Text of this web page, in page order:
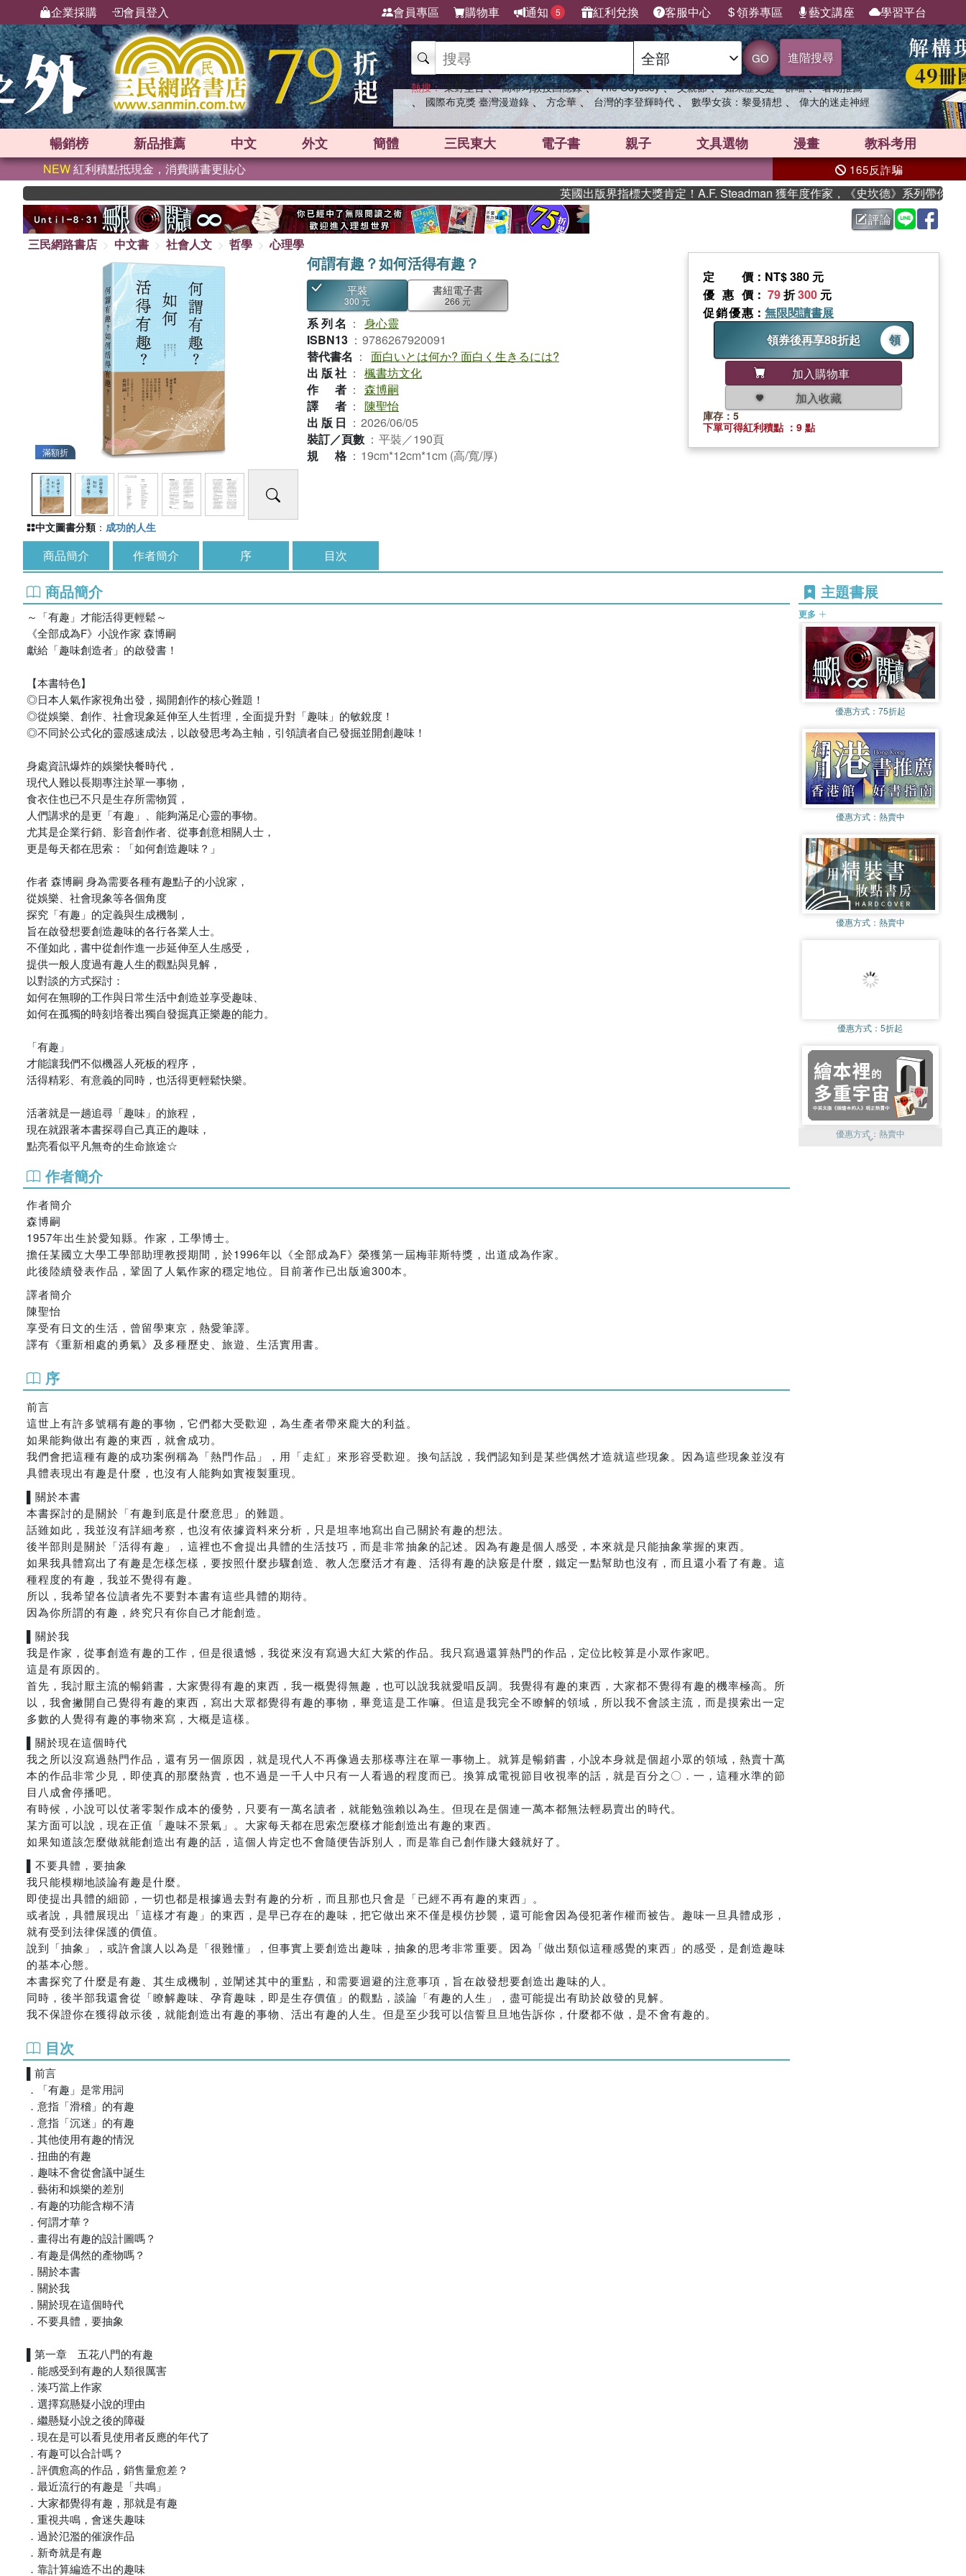
企業採購 會員登入 會員專區 購物車 通知 5 紅利兌換 客服中心 領券專區 藝文講座 學習平台
GO 進階搜尋
熱搜： 東野圭吾 、 高希均教授回憶錄 、 The Odyssey 、 父親節 、 如果歷史是一群喵 、 暑期推薦
、 國際布克獎 臺灣漫遊錄 、 方念華 、 台灣的李登輝時代 、 數學女孩：黎曼猜想 、 偉大的迷走神經
暢銷榜 新品推薦 中文 外文 簡體 三民東大 電子書 親子 文具選物 漫畫 教科考用
NEW紅利積點抵現金，消費購書更貼心 165反詐騙
英國出版界指標大獎肯定！A.F. Steadman 獲年度作家，《史坎德》系列帶你踏上熱血奇
三民網路書店 中文書 社會人文 哲學 心理學
評論
滿額折
何謂有趣？如何活得有趣？
平裝
300 元
書紐電子書
266 元
系列名 ： 身心靈
ISBN13 ： 9786267920091
替代書名 ： 面白いとは何か? 面白く生きるには?
出版社 ： 楓書坊文化
作者 ： 森博嗣
譯者 ： 陳聖怡
出版日 ： 2026/06/05
裝訂／頁數 ： 平裝／190頁
規格 ： 19cm*12cm*1cm (高/寬/厚)
定價 ：NT$ 380 元
優惠價 ： 79折300 元
促銷優惠 ： 無限閱讀書展
領券後再享88折起
領
加入購物車
加入收藏
庫存：5
下單可得紅利積點 ：9 點
中文圖書分類 ： 成功的人生
商品簡介 作者簡介 序 目次
商品簡介
～「有趣」才能活得更輕鬆～
《全部成為F》小說作家 森博嗣
獻給「趣味創造者」的啟發書！
【本書特色】
◎日本人氣作家視角出發，揭開創作的核心難題！
◎從娛樂、創作、社會現象延伸至人生哲理，全面提升對「趣味」的敏銳度！
◎不同於公式化的靈感速成法，以啟發思考為主軸，引領讀者自己發掘並開創趣味！
身處資訊爆炸的娛樂快餐時代，
現代人難以長期專注於單一事物，
食衣住也已不只是生存所需物質，
人們講求的是更「有趣」、能夠滿足心靈的事物。
尤其是企業行銷、影音創作者、從事創意相關人士，
更是每天都在思索：「如何創造趣味？」
作者 森博嗣 身為需要各種有趣點子的小說家，
從娛樂、社會現象等各個角度
探究「有趣」的定義與生成機制，
旨在啟發想要創造趣味的各行各業人士。
不僅如此，書中從創作進一步延伸至人生感受，
提供一般人度過有趣人生的觀點與見解，
以對談的方式探討：
如何在無聊的工作與日常生活中創造並享受趣味、
如何在孤獨的時刻培養出獨自發掘真正樂趣的能力。
「有趣」
才能讓我們不似機器人死板的程序，
活得精彩、有意義的同時，也活得更輕鬆快樂。
活著就是一趟追尋「趣味」的旅程，
現在就跟著本書探尋自己真正的趣味，
點亮看似平凡無奇的生命旅途☆
作者簡介
作者簡介
森博嗣
1957年出生於愛知縣。作家，工學博士。
擔任某國立大學工學部助理教授期間，於1996年以《全部成為F》榮獲第一屆梅菲斯特獎，出道成為作家。
此後陸續發表作品，鞏固了人氣作家的穩定地位。目前著作已出版逾300本。
譯者簡介
陳聖怡
享受有日文的生活，曾留學東京，熱愛筆譯。
譯有《重新相處的勇氣》及多種歷史、旅遊、生活實用書。
序
前言
這世上有許多號稱有趣的事物，它們都大受歡迎，為生產者帶來龐大的利益。
如果能夠做出有趣的東西，就會成功。
我們會把這種有趣的成功案例稱為「熱門作品」，用「走紅」來形容受歡迎。換句話說，我們認知到是某些偶然才造就這些現象。因為這些現象並沒有
具體表現出有趣是什麼，也沒有人能夠如實複製重現。
▌關於本書
本書探討的是關於「有趣到底是什麼意思」的難題。
話雖如此，我並沒有詳細考察，也沒有依據資料來分析，只是坦率地寫出自己關於有趣的想法。
後半部則是關於「活得有趣」，這裡也不會提出具體的生活技巧，而是非常抽象的記述。因為有趣是個人感受，本來就是只能抽象掌握的東西。
如果我具體寫出了有趣是怎樣怎樣，要按照什麼步驟創造、教人怎麼活才有趣、活得有趣的訣竅是什麼，鐵定一點幫助也沒有，而且還小看了有趣。這
種程度的有趣，我並不覺得有趣。
所以，我希望各位讀者先不要對本書有這些具體的期待。
因為你所謂的有趣，終究只有你自己才能創造。
▌關於我
我是作家，從事創造有趣的工作，但是很遺憾，我從來沒有寫過大紅大紫的作品。我只寫過還算熱門的作品，定位比較算是小眾作家吧。
這是有原因的。
首先，我討厭主流的暢銷書，大家覺得有趣的東西，我一概覺得無趣，也可以說我就愛唱反調。我覺得有趣的東西，大家都不覺得有趣的機率極高。所
以，我會撇開自己覺得有趣的東西，寫出大眾都覺得有趣的事物，畢竟這是工作嘛。但這是我完全不瞭解的領域，所以我不會談主流，而是摸索出一定
多數的人覺得有趣的事物來寫，大概是這樣。
▌關於現在這個時代
我之所以沒寫過熱門作品，還有另一個原因，就是現代人不再像過去那樣專注在單一事物上。就算是暢銷書，小說本身就是個超小眾的領域，熱賣十萬
本的作品非常少見，即使真的那麼熱賣，也不過是一千人中只有一人看過的程度而已。換算成電視節目收視率的話，就是百分之〇．一，這種水準的節
目八成會停播吧。
有時候，小說可以仗著零製作成本的優勢，只要有一萬名讀者，就能勉強賴以為生。但現在是個連一萬本都無法輕易賣出的時代。
某方面可以說，現在正值「趣味不景氣」。大家每天都在思索怎麼樣才能創造出有趣的東西。
如果知道該怎麼做就能創造出有趣的話，這個人肯定也不會隨便告訴別人，而是靠自己創作賺大錢就好了。
▌不要具體，要抽象
我只能模糊地談論有趣是什麼。
即使提出具體的細節，一切也都是根據過去對有趣的分析，而且那也只會是「已經不再有趣的東西」。
或者說，具體展現出「這樣才有趣」的東西，是早已存在的趣味，把它做出來不僅是模仿抄襲，還可能會因為侵犯著作權而被告。趣味一旦具體成形，
就有受到法律保護的價值。
說到「抽象」，或許會讓人以為是「很難懂」，但事實上要創造出趣味，抽象的思考非常重要。因為「做出類似這種感覺的東西」的感受，是創造趣味
的基本心態。
本書探究了什麼是有趣、其生成機制，並闡述其中的重點，和需要迴避的注意事項，旨在啟發想要創造出趣味的人。
同時，後半部我還會從「瞭解趣味、孕育趣味，即是生存價值」的觀點，談論「有趣的人生」，盡可能提出有助於啟發的見解。
我不保證你在獲得啟示後，就能創造出有趣的事物、活出有趣的人生。但是至少我可以信誓旦旦地告訴你，什麼都不做，是不會有趣的。
目次
▌前言
．「有趣」是常用詞
．意指「滑稽」的有趣
．意指「沉迷」的有趣
．其他使用有趣的情況
．扭曲的有趣
．趣味不會從會議中誕生
．藝術和娛樂的差別
．有趣的功能含糊不清
．何謂才華？
．畫得出有趣的設計圖嗎？
．有趣是偶然的產物嗎？
．關於本書
．關於我
．關於現在這個時代
．不要具體，要抽象
▌第一章 五花八門的有趣
．能感受到有趣的人類很厲害
．湊巧當上作家
．選擇寫懸疑小說的理由
．繼懸疑小說之後的障礙
．現在是可以看見使用者反應的年代了
．有趣可以合計嗎？
．評價愈高的作品，銷售量愈差？
．最近流行的有趣是「共鳴」
．大家都覺得有趣，那就是有趣
．重視共鳴，會迷失趣味
．過於氾濫的催淚作品
．新奇就是有趣
．靠計算編造不出的趣味
主題書展
更多
優惠方式： 75折起
優惠方式： 熱賣中
優惠方式： 熱賣中
優惠方式：5折起
優惠方式： 熱賣中